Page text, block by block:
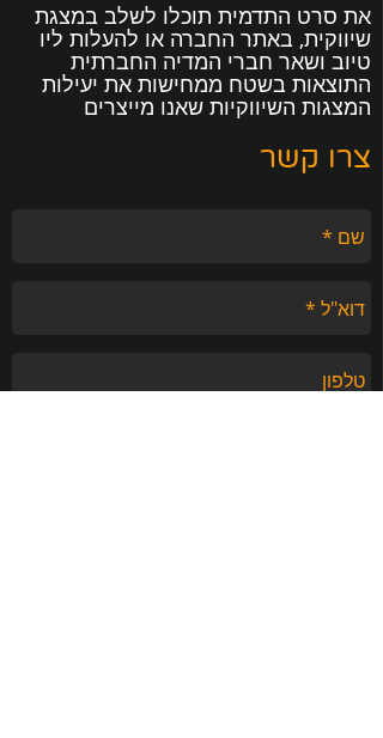
את סרט התדמית תוכלו לשלב במצגת
שיווקית, באתר החברה או להעלות ליו
טיוב ושאר חברי המדיה החברתית
התוצאות בשטח ממחישות את יעילות
המצגות השיווקיות שאנו מייצרים
צרו קשר